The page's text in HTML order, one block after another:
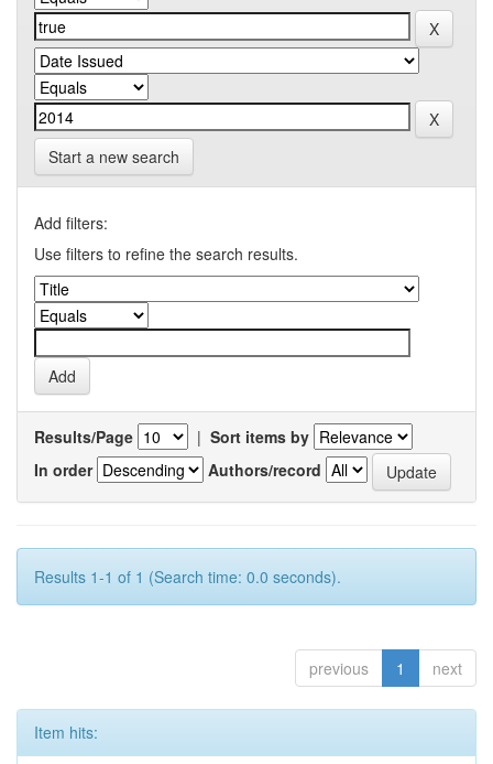
Start a new search
Add filters:
Use filters to refine the search results.
Results/Page | Sort items by
In order
Authors/record
Results 1-1 of 1 (Search time: 0.0 seconds).
previous 1 next
Item hits: